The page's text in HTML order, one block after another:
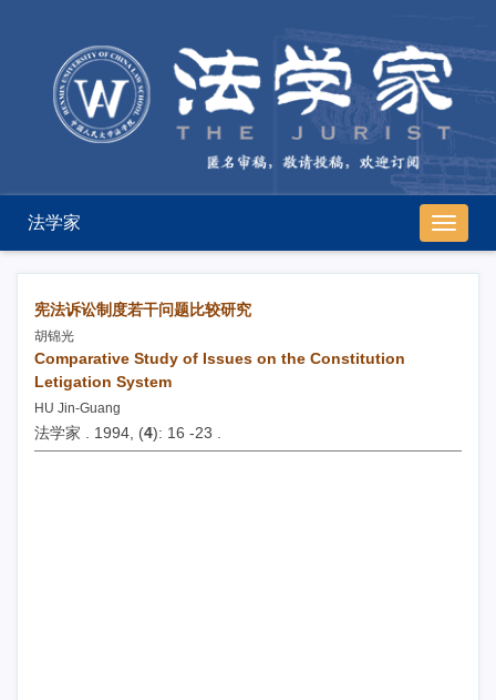
导
航
切
法学家
宪法诉讼制度若干问题比较研究
胡锦光
Comparative Study of Issues on the Constitution
Letigation System
HU Jin-Guang
法学家 . 1994, (4): 16 -23 .